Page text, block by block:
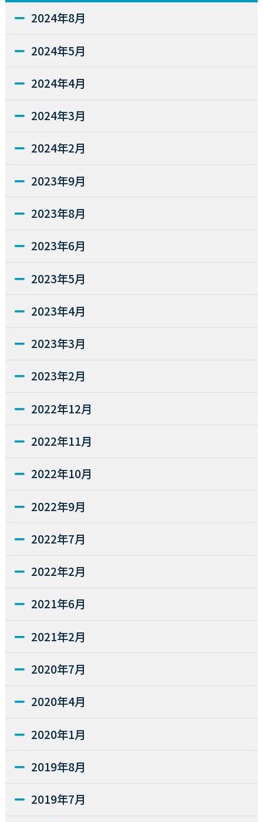
2024年8月
2024年5月
2024年4月
2024年3月
2024年2月
2023年9月
2023年8月
2023年6月
2023年5月
2023年4月
2023年3月
2023年2月
2022年12月
2022年11月
2022年10月
2022年9月
2022年7月
2022年2月
2021年6月
2021年2月
2020年7月
2020年4月
2020年1月
2019年8月
2019年7月